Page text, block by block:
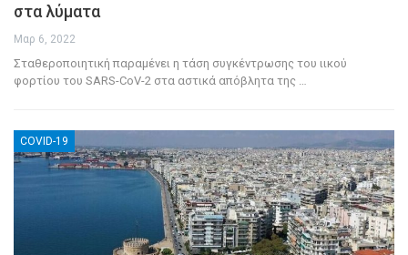
στα λύματα
Μαρ 6, 2022
Σταθεροποιητική παραμένει η τάση συγκέντρωσης του ιικού
φορτίου του SARS-CoV-2 στα αστικά απόβλητα της
COVID-19